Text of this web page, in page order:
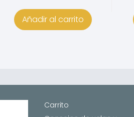
precios:
Añadir al carrito
página
de
Carrito